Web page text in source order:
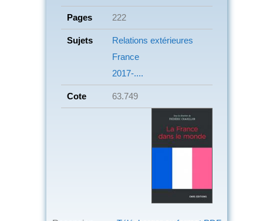
Pages 222
Sujets
Relations extérieures
France
2017-....
Cote 63.749